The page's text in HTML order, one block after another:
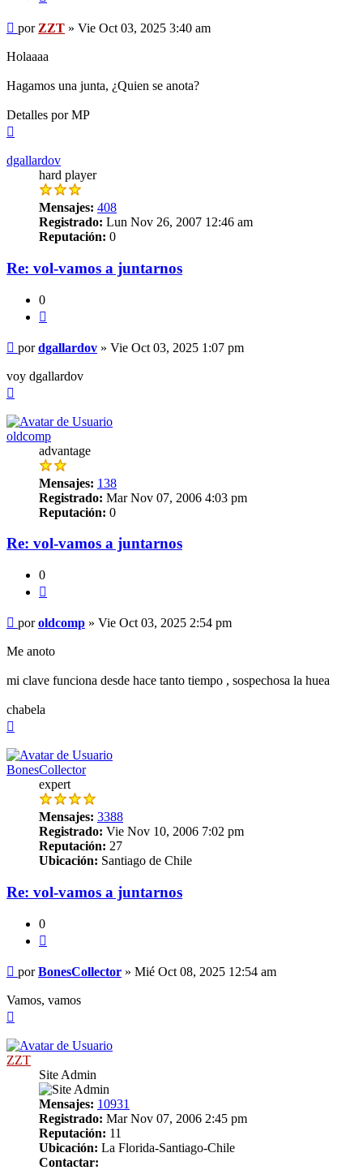
Mensaje
por ZZT » Vie Oct 03, 2025 3:40 am
Holaaaa
Hagamos una junta, ¿Quien se anota?
Detalles por MP
dgallardov
hard player
Mensajes: 408
Registrado: Lun Nov 26, 2007 12:46 am
Reputación: 0
Re: vol-vamos a juntarnos
0
Mensaje
pordgallardov » Vie Oct 03, 2025 1:07 pm
voy dgallardov
oldcomp
advantage
Mensajes: 138
Registrado: Mar Nov 07, 2006 4:03 pm
Reputación: 0
Re: vol-vamos a juntarnos
0
Mensaje
poroldcomp » Vie Oct 03, 2025 2:54 pm
Me anoto
mi clave funciona desde hace tanto tiempo , sospechosa la huea
chabela
BonesCollector
expert
Mensajes: 3388
Registrado: Vie Nov 10, 2006 7:02 pm
Reputación: 27
Ubicación: Santiago de Chile
Re: vol-vamos a juntarnos
0
Mensaje
porBonesCollector » Mié Oct 08, 2025 12:54 am
Vamos, vamos
ZZT
Site Admin
Mensajes: 10931
Registrado: Mar Nov 07, 2006 2:45 pm
Reputación: 11
Ubicación: La Florida-Santiago-Chile
Contactar: